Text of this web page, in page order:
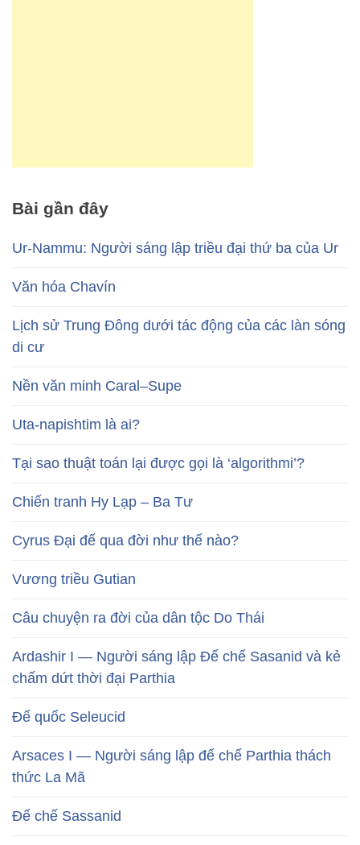
Bài gần đây
Ur-Nammu: Người sáng lập triều đại thứ ba của Ur
Văn hóa Chavín
Lịch sử Trung Đông dưới tác động của các làn sóng
di cư
Nền văn minh Caral–Supe
Uta-napishtim là ai?
Tại sao thuật toán lại được gọi là ‘algorithmi’?
Chiến tranh Hy Lạp – Ba Tư
Cyrus Đại đế qua đời như thế nào?
Vương triều Gutian
Câu chuyện ra đời của dân tộc Do Thái
Ardashir I — Người sáng lập Đế chế Sasanid và kẻ
chấm dứt thời đại Parthia
Đế quốc Seleucid
Arsaces I — Người sáng lập đế chế Parthia thách
thức La Mã
Đế chế Sassanid